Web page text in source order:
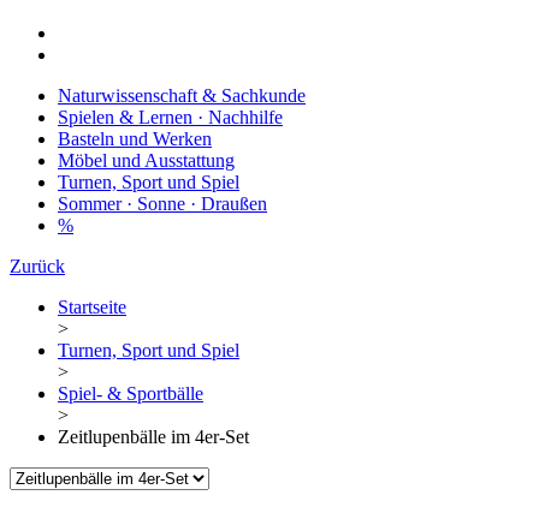
Naturwissenschaft & Sachkunde
Spielen & Lernen · Nachhilfe
Basteln und Werken
Möbel und Ausstattung
Turnen, Sport und Spiel
Sommer · Sonne · Draußen
%
Zurück
Startseite
>
Turnen, Sport und Spiel
>
Spiel- & Sportbälle
>
Zeitlupenbälle im 4er-Set